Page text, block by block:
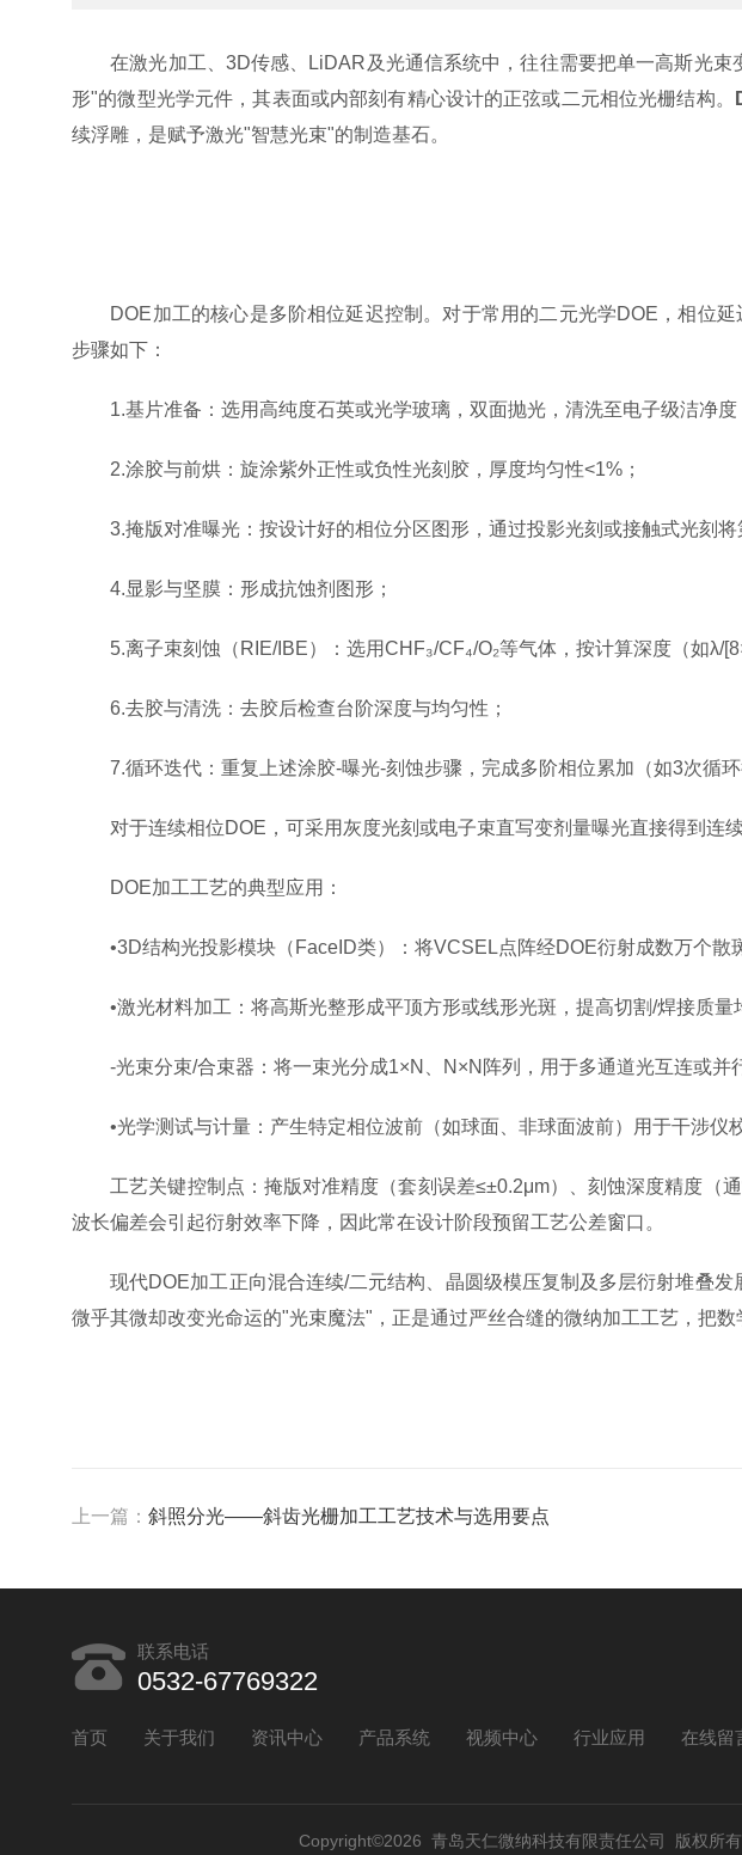
在激光加工、3D传感、LiDAR及光通信系统中，往往需要把单一高斯光束
形"的微型光学元件，其表面或内部刻有精心设计的正弦或二元相位光栅结构。
续浮雕，是赋予激光"智慧光束"的制造基石。
DOE加工的核心是多阶相位延迟控制。对于常用的二元光学DOE，相位延
步骤如下：
1.基片准备：选用高纯度石英或光学玻璃，双面抛光，清洗至电子级洁净度
2.涂胶与前烘：旋涂紫外正性或负性光刻胶，厚度均匀性<1%；
3.掩版对准曝光：按设计好的相位分区图形，通过投影光刻或接触式光刻将
4.显影与坚膜：形成抗蚀剂图形；
5.离子束刻蚀（RIE/IBE）：选用CHF₃/CF₄/O₂等气体，按计算深度（如λ/
6.去胶与清洗：去胶后检查台阶深度与均匀性；
7.循环迭代：重复上述涂胶-曝光-刻蚀步骤，完成多阶相位累加（如3次循环
对于连续相位DOE，可采用灰度光刻或电子束直写变剂量曝光直接得到连
DOE加工工艺的典型应用：
•3D结构光投影模块（FaceID类）：将VCSEL点阵经DOE衍射成数万个散
•激光材料加工：将高斯光整形成平顶方形或线形光斑，提高切割/焊接质量
-光束分束/合束器：将一束光分成1×N、N×N阵列，用于多通道光互连或并
•光学测试与计量：产生特定相位波前（如球面、非球面波前）用于干涉仪校
工艺关键控制点：掩版对准精度（套刻误差≤±0.2μm）、刻蚀深度精度（
波长偏差会引起衍射效率下降，因此常在设计阶段预留工艺公差窗口。
现代DOE加工正向混合连续/二元结构、晶圆级模压复制及多层衍射堆叠发
微乎其微却改变光命运的"光束魔法"，正是通过严丝合缝的微纳加工工艺，把数
上一篇： 斜照分光——斜齿光栅加工工艺技术与选用要点
联系电话
0532-67769322
首页 关于我们 资讯中心 产品系统 视频中心 行业应用 在线留
Copyright©2026 青岛天仁微纳科技有限责任公司 版权所